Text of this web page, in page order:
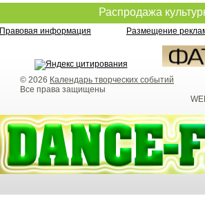
Распродажа
Правовая информация Размещение
© 2026 Календарь творческих событий
Все права защищены